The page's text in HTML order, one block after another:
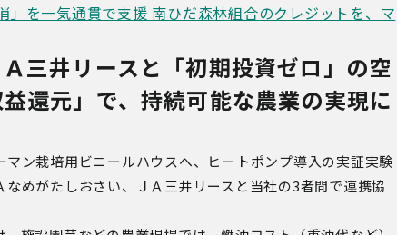
を一気通貫で支援 南ひだ森林組合のクレジットを、マ
三井リースと「初期投資ゼロ」の空
還元」で、持続可能な農業の実現に
ン栽培用ビニールハウスへ、ヒートポンプ導入の実証実験
めがたしおさい、ＪＡ三井リースと当社の3者間で連携協